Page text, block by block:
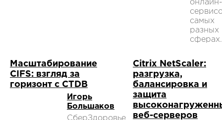
онлайн-
самых
разных
сферах.
Масштабирование
CIFS: взгляд за
горизонт с CTDB
Игорь
Большаков
СберЗдоровье
Citrix NetScaler:
разгрузка,
балансировка и
защита
веб-серверов